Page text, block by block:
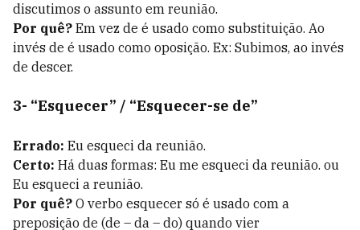
discutimos o assunto em reunião.
Por quê? Em vez de é usado como substituição. Ao
invés de é usado como oposição. Ex: Subimos, ao invés
de descer.
3- “Esquecer” / “Esquecer-se de”
Errado: Eu esqueci da reunião.
Certo: Há duas formas: Eu me esqueci da reunião. ou
Eu esqueci a reunião.
Por quê? O verbo esquecer só é usado com a
preposição de (de – da – do) quando vier